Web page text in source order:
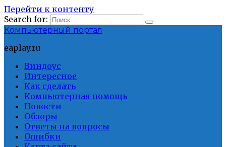
Перейти к контенту
Search for:
Компьютерный портал
eaplay.ru
Виндоус
Интересное
Как сделать
Компьютерная помощь
Новости
Обзоры
Ответы на вопросы
Ошибки